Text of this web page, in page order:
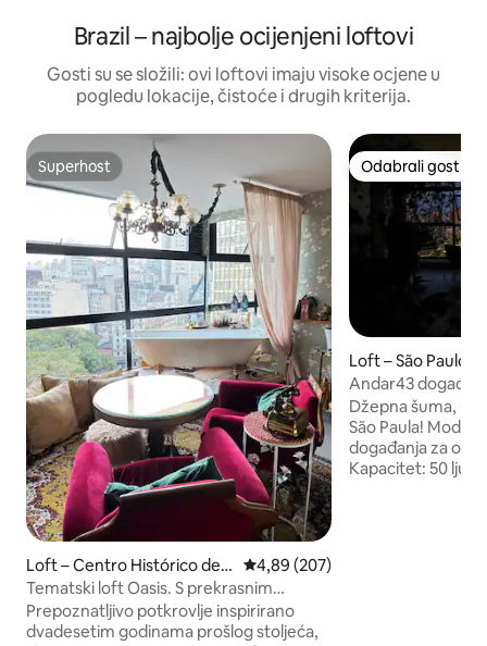
Brazil – najbolje ocijenjeni loftovi
Gosti su se složili: ovi loftovi imaju visoke ocjene u
pogledu lokacije, čistoće i drugih kriterija.
Superhost
Superhost
Loft – Centro Histórico de S
ão Paulo
Prosječna ocjena: 4,89/5,
4,89 (207)
Tematski loft Oasis. S prekrasnim
pogledom.
Prepoznatljivo potkrovlje inspirirano
dvadesetim godinama prošlog stoljeća,
Odabrali gosti
Odabrali gosti
Loft – São Paulo
Andar43
Džepna šuma, u
São Paula! Modularni prostor za privatna
događanja za
Kapacitet: 50 ljudi